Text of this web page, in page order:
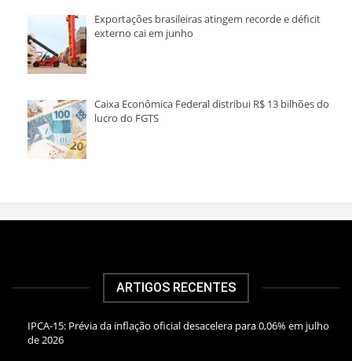
Exportações brasileiras atingem recorde e déficit
externo cai em junho
Caixa Econômica Federal distribui R$ 13 bilhões do
lucro do FGTS
ARTIGOS RECENTES
IPCA-15: Prévia da inflação oficial desacelera para 0,06% em julho
de 2026